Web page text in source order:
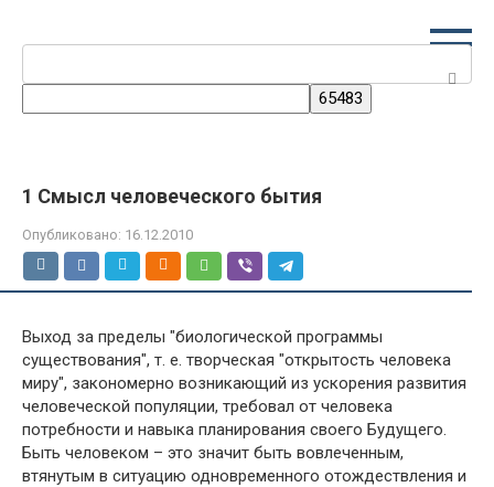
1 Смысл человеческого бытия
Опубликовано: 16.12.2010
Выход за пределы "биологической программы
существования", т. е. творческая "открытость человека
миру", закономерно возникающий из ускорения развития
человеческой популяции, требовал от человека
потребности и навыка планирования своего Будущего.
Быть человеком – это значит быть вовлеченным,
втянутым в ситуацию одновременного отождествления и